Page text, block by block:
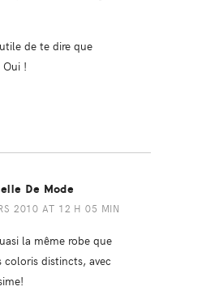
de te dire que
Oui !
De Mode
2010 AT 12 H 05 MIN
la même robe que
coloris distincts, avec